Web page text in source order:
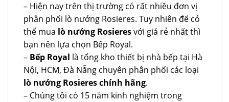
– Hiện nay trên thị trường có rất nhiều đơn vị
phân phối lò nướng Rosieres. Tuy nhiên để có
thể mua lò nướng Rosieresvới giá rẻ nhất thì
bạn nên lựa chọn Bếp Royal.
– Bếp Royal là tổng kho thiết bị nhà bếp tại Hà
Nội, HCM, Đà Nẵng chuyên phân phối các loại
lò nướng Rosieres chính hãng.
– Chúng tôi có 15 năm kinh nghiệm trong